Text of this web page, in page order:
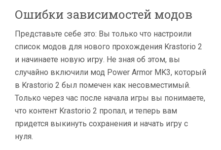
Ошибки зависимостей модов
Представьте себе это: Вы только что настроили
список модов для нового прохождения Krastorio 2
и начинаете новую игру. Не зная об этом, вы
случайно включили мод Power Armor MK3, который
в Krastorio 2 был помечен как несовместимый.
Только через час после начала игры вы понимаете,
что контент Krastorio 2 пропал, и теперь вам
придется выкинуть сохранения и начать игру с
нуля.